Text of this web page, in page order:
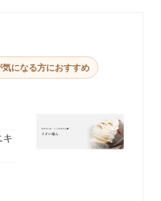
になる方におすすめ
キ